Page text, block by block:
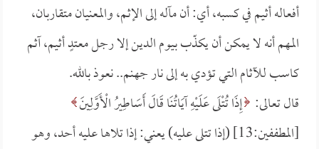
أفعاله أثيم في كسبه، أي: أن مآله إلى الإثم، والمعنيان متقاربان،
المهم أنه لا يمكن أن يكذّب بيوم الدين إلا رجل معتدٍ أثيم، آثم
كاسب للآثام التي تؤدي به إلى نار جهنم.. نعوذ بالله.
قال تعالى: إِذَا تُتْلَى عَلَيْهِ آيَاتُنَا قَالَ أَسَاطِيرُ الْأَوَّلِينَ
[المطففين:13] (إذا تتلى عليه) يعني: إذا تلاها عليه أحد، وهو